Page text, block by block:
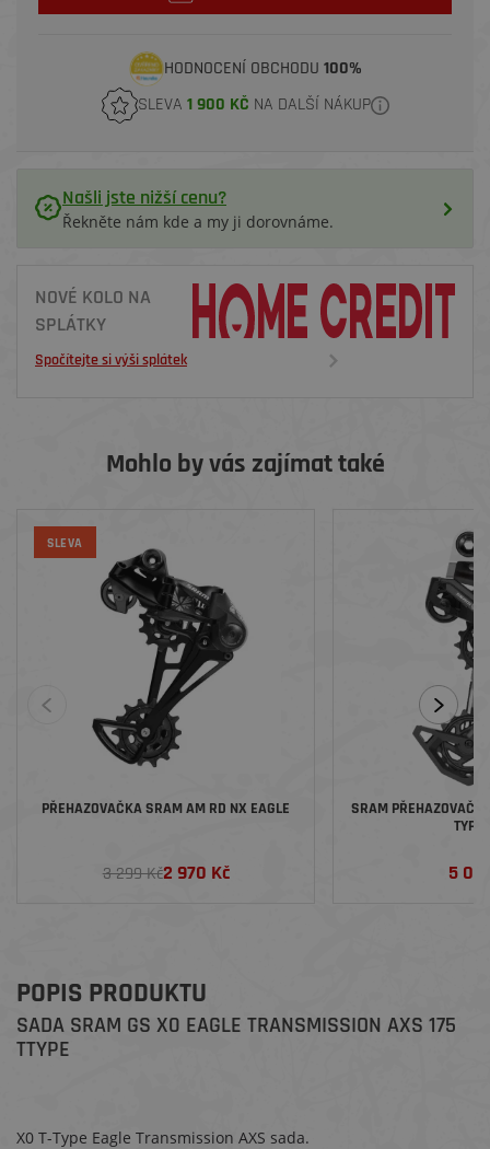
HODNOCENÍ OBCHODU 100%
SLEVA 1 900 KČ NA DALŠÍ NÁKUP
Našli jste nižší cenu?
Řekněte nám kde a my ji dorovnáme.
NOVÉ KOLO NA
SPLÁTKY
Spočítejte si výši splátek
Mohlo by vás zajímat také
SLEVA
PŘEHAZOVAČKA SRAM AM RD NX EAGLE
3 299 Kč2 970 Kč
SRAM
TYPE
5
POPIS PRODUKTU
SADA SRAM GS X0 EAGLE TRANSMISSION AXS 175
TTYPE
X0 T-Type Eagle Transmission AXS sada.